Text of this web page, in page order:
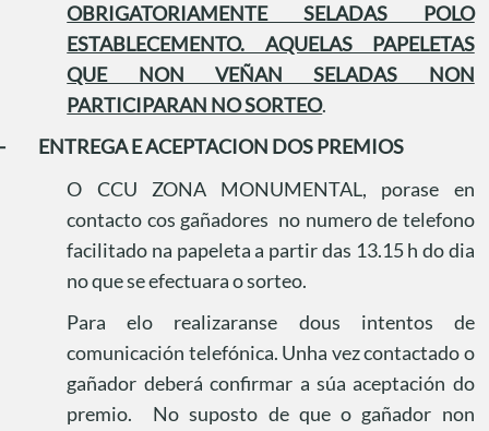
OBRIGATORIAMENTE SELADAS POLO
ESTABLECEMENTO. AQUELAS PAPELETAS
QUE NON VEÑAN SELADAS NON
PARTICIPARAN NO SORTEO.
ENTREGA E ACEPTACION DOS PREMIOS
O CCU ZONA MONUMENTAL, porase en
contacto cos gañadores no numero de telefono
facilitado na papeleta a partir das 13.15 h do dia
no que se efectuara o sorteo.
Para elo realizaranse dous intentos de
comunicación telefónica. Unha vez contactado o
gañador deberá confirmar a súa aceptación do
premio.
No suposto de que o gañador non